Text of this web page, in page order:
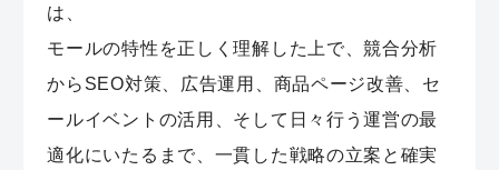
は、
モールの特性を正しく理解した上で、競合分析
からSEO対策、広告運用、商品ページ改善、セ
ールイベントの活用、そして日々行う運営の最
適化にいたるまで、一貫した戦略の立案と確実